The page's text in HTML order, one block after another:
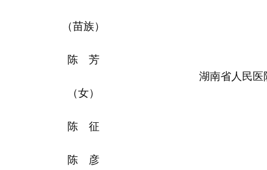
（苗族）
陈 芳
（女）
湖南省人民医
陈 征
陈 彦